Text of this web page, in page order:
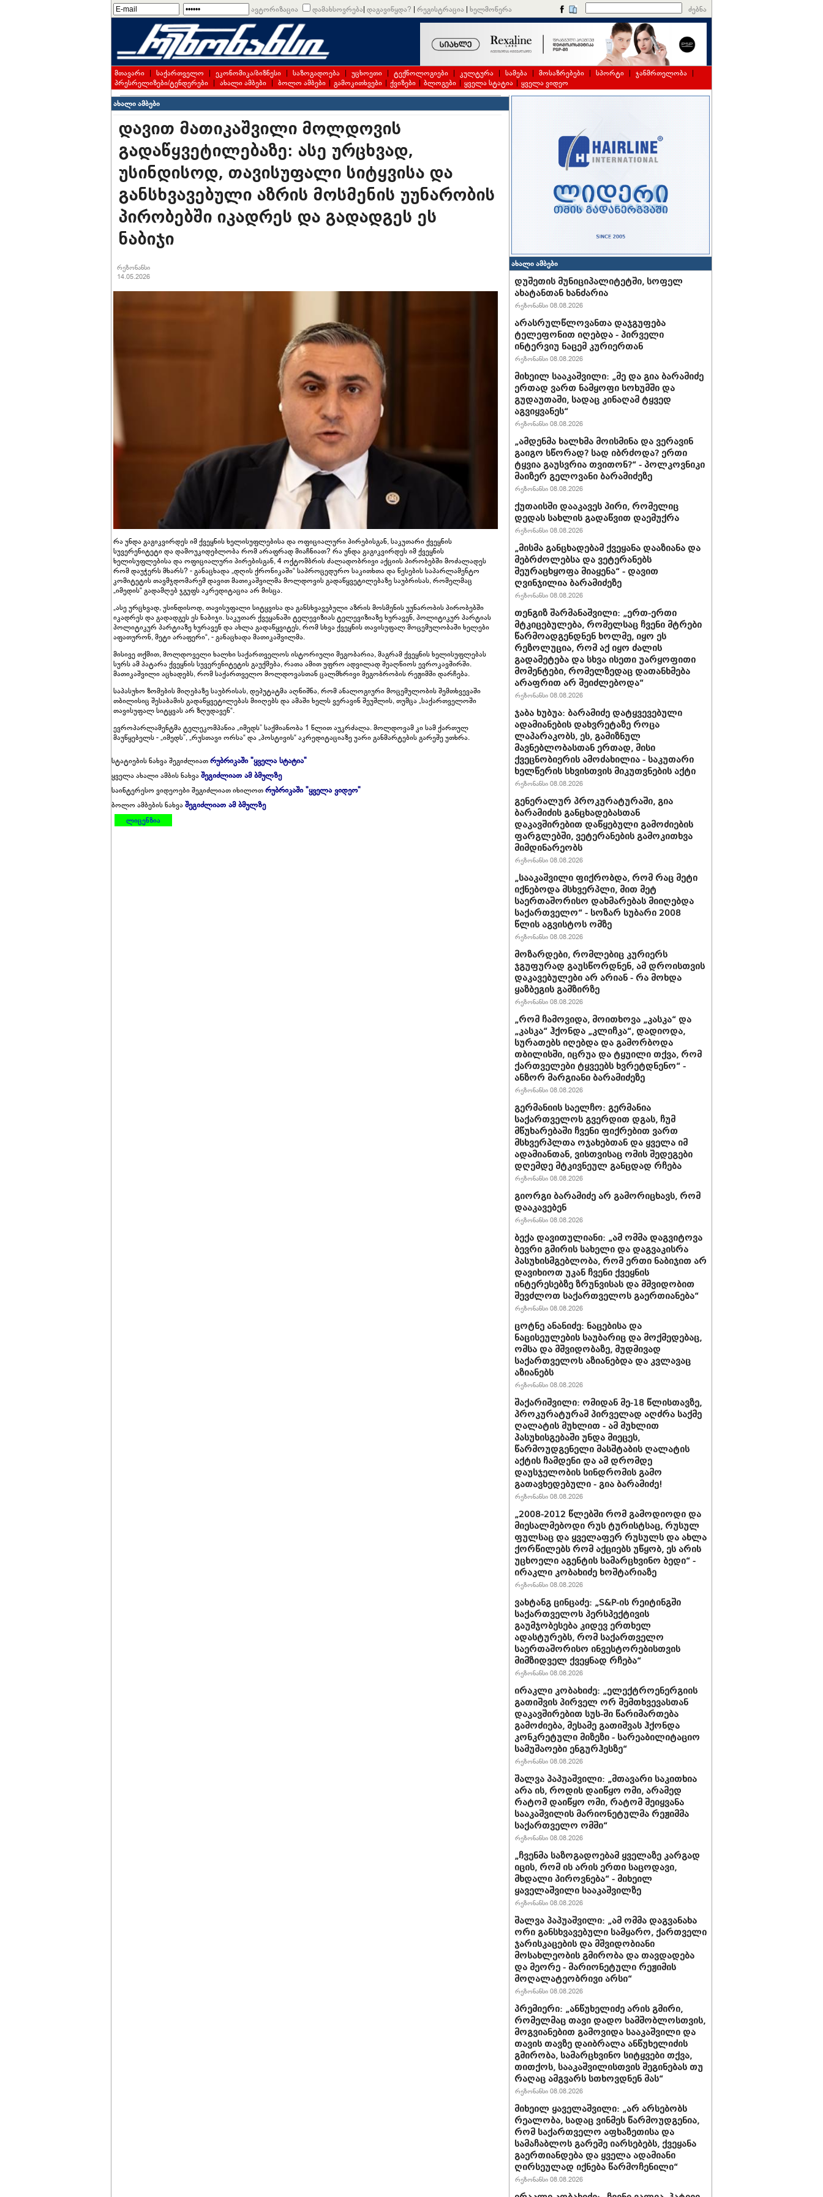
ავტორიზაცია დამახსოვრება| დაგავიწყდა? | რეგისტრაცია | ხელმოწერა ძებნა
მთავარი | საქართველო | ეკონომიკა/ბიზნესი | საზოგადოება | უცხოეთი | ტექნოლოგიები | კულტურა | სამება | მოსაზრებები | სპორტი | ჯანმრთელობა |
პრესრელიზები/ტენდერები | ახალი ამბები | ბოლო ამბები | გამოკითხვები | ქვიზები | ბლოგები | ყველა სტატია | ყველა ვიდეო
ახალი ამბები
დავით მათიკაშვილი მოლდოვის
გადაწყვეტილებაზე: ასე ურცხვად,
უსინდისოდ, თავისუფალი სიტყვისა და
განსხვავებული აზრის მოსმენის უუნარობის
პირობებში იკადრეს და გადადგეს ეს
ნაბიჯი
რეზონანსი
14.05.2026
რა უნდა გაგიკვირდეს იმ ქვეყნის ხელისუფლებისა და ოფიციალური პირებისგან, საკუთარი ქვეყნის
სუვერენიტეტი და დამოუკიდებლობა რომ არაფრად მიაჩნიათ? რა უნდა გაგიკვირდეს იმ ქვეყნის
ხელისუფლებისა და ოფიციალური პირებისგან, 4 ოქტომბრის ძალადობრივი აქციის პირობებში მოძალადეს
რომ დაუჭერს მხარს? - განაცხადა „დღის ქრონიკაში“ საპროცედურო საკითხთა და წესების საპარლამენტო
კომიტეტის თავმჯდომარემ დავით მათიკაშვილმა მოლდოვის გადაწყვეტილებაზე საუბრისას, რომელმაც
„იმედის“ გადამღებ ჯგუფს აკრედიტაცია არ მისცა.
„ასე ურცხვად, უსინდისოდ, თავისუფალი სიტყვისა და განსხვავებული აზრის მოსმენის უუნარობის პირობებში
იკადრეს და გადადგეს ეს ნაბიჯი. საკუთარ ქვეყანაში ტელევიზიას ტელევიზიაზე ხურავენ, პოლიტიკურ პარტიას
პოლიტიკურ პარტიაზე ხურავენ და ახლა გადაწყვიტეს, რომ სხვა ქვეყნის თავისუფალ მოცემულობაში ხელები
აფათურონ, მეტი არაფერი“, - განაცხადა მათიკაშვილმა.
მისივე თქმით, მოლდოველი ხალხი საქართველოს ისტორიული მეგობარია, მაგრამ ქვეყნის ხელისუფლებას
სურს ამ პატარა ქვეყნის სუვერენიტეტის გაუქმება, რათა ამით უფრო ადვილად შეაღწიოს ევროკავშირში.
მათიკაშვილი აცხადებს, რომ საქართველო მოლდოვასთან ცალმხრივი მეგობრობის რეჟიმში დარჩება.
საპასუხო ზომების მიღებაზე საუბრისას, დეპუტატმა აღნიშნა, რომ ანალოგიური მოცემულობის შემთხვევაში
თბილისიც შესაბამის გადაწყვეტილებას მიიღებს და ამაში ხელს ვერავინ შეუშლის, თუმცა „საქართველოში
თავისუფალ სიტყვას არ ზღუდავენ“.
ევროპარლამენტმა ტელეკომპანია „იმედს” საქმიანობა 1 წლით აუკრძალა. მოლდოვამ კი სამ ქართულ
მაუწყებელს - „იმედს”, „რუსთავი ორსა“ და „პოსტივის“ აკრედიტაციაზე უარი განმარტების გარეშე უთხრა.
სტატიების ნახვა შეგიძლიათრუბრიკაში "ყველა სტატია"
ყველა ახალი ამბის ნახვაშეგიძლიათ ამ ბმულზე
საინტერესო ვიდეოები შეგიძლიათ იხილოთრუბრიკაში "ყველა ვიდეო"
ბოლო ამბების ნახვაშეგიძლიათ ამ ბმულზე
ლიცენზია
ახალი ამბები
დუშეთის მუნიციპალიტეტში, სოფელ
ახატანთან ხანძარია
რეზონანსი 08.08.2026
არასრულწლოვანთა დაჯგუფება
ტელეფონით იღებდა - პირველი
ინტერვიუ ნაცემ კურიერთან
რეზონანსი 08.08.2026
მიხეილ სააკაშვილი: „მე და გია ბარამიძე
ერთად ვართ ნამყოფი სოხუმში და
გუდაუთაში, სადაც კინაღამ ტყვედ
აგვიყვანეს“
რეზონანსი 08.08.2026
„ამდენმა ხალხმა მოისმინა და ვერავინ
გაიგო სწორად? სად იბრძოდა? ერთი
ტყვია გაუსვრია თვითონ?“ - პოლკოვნიკი
მაიზერ გელოვანი ბარამიძეზე
რეზონანსი 08.08.2026
ქუთაისში დააკავეს პირი, რომელიც
დედას სახლის გადაწვით დაემუქრა
რეზონანსი 08.08.2026
„მისმა განცხადებამ ქვეყანა დააზიანა და
მებრძოლებსა და ვეტერანებს
შეურაცხყოფა მიაყენა“ - დავით
ღვინჯილია ბარამიძეზე
რეზონანსი 08.08.2026
თენგიზ შარმანაშვილი: „ერთ-ერთი
მტკიცებულება, რომელსაც ჩვენი მტრები
წარმოადგენდნენ ხოლმე, იყო ეს
რეზოლუცია, რომ აქ იყო ძალის
გადამეტება და სხვა ისეთი უარყოფითი
მომენტები, რომელზედაც დათანხმება
არაფრით არ შეიძლებოდა“
რეზონანსი 08.08.2026
ჯაბა ხუბუა: ბარამიძე დატყვევებული
ადამიანების დახვრეტაზე როცა
ლაპარაკობს, ეს, გამიზნულ
მავნებლობასთან ერთად, მისი
ქვეცნობიერის ამოძახილია - საკუთარი
ხელწერის სხვისთვის მიკუთვნების აქტი
რეზონანსი 08.08.2026
გენერალურ პროკურატურაში, გია
ბარამიძის განცხადებასთან
დაკავშირებით დაწყებული გამოძიების
ფარგლებში, ვეტერანების გამოკითხვა
მიმდინარეობს
რეზონანსი 08.08.2026
„სააკაშვილი ფიქრობდა, რომ რაც მეტი
იქნებოდა მსხვერპლი, მით მეტ
საერთაშორისო დახმარებას მიიღებდა
საქართველო“ - სოზარ სუბარი 2008
წლის აგვისტოს ომზე
რეზონანსი 08.08.2026
მოზარდები, რომლებიც კურიერს
ჯგუფურად გაუსწორდნენ, ამ დროისთვის
დაკავებულები არ არიან - რა მოხდა
ყაზბეგის გამზირზე
რეზონანსი 08.08.2026
„რომ ჩამოვიდა, მოითხოვა „კასკა“ და
„კასკა“ ჰქონდა „კლიჩკა“, დადიოდა,
სურათებს იღებდა და გამორბოდა
თბილისში, იცრუა და ტყუილი თქვა, რომ
ქართველები ტყვეებს ხვრეტდნენო“ -
ანზორ მარგიანი ბარამიძეზე
რეზონანსი 08.08.2026
გერმანიის საელჩო: გერმანია
საქართველოს გვერდით დგას, ჩუმ
მწუხარებაში ჩვენი ფიქრებით ვართ
მსხვერპლთა ოჯახებთან და ყველა იმ
ადამიანთან, ვისთვისაც ომის შედეგები
დღემდე მტკივნეულ განცდად რჩება
რეზონანსი 08.08.2026
გიორგი ბარამიძე არ გამორიცხავს, რომ
დააკავებენ
რეზონანსი 08.08.2026
ბექა დავითულიანი: „ამ ომმა დაგვიტოვა
ბევრი გმირის სახელი და დაგვაკისრა
პასუხისმგებლობა, რომ ერთი ნაბიჯით არ
დავიხიოთ უკან ჩვენი ქვეყნის
ინტერესებზე ზრუნვისას და მშვიდობით
შევძლოთ საქართველოს გაერთიანება“
რეზონანსი 08.08.2026
ცოტნე ანანიძე: ნაცებისა და
ნაცისეულების საუბარიც და მოქმედებაც,
ომსა და მშვიდობაზე, მუდმივად
საქართველოს აზიანებდა და კვლავაც
აზიანებს
რეზონანსი 08.08.2026
შაქარიშვილი: ომიდან მე-18 წლისთავზე,
პროკურატურამ პირველად აღძრა საქმე
ღალატის მუხლით - ამ მუხლით
პასუხისგებაში უნდა მიეცეს,
წარმოუდგენელი მასშტაბის ღალატის
აქტის ჩამდენი და ამ დრომდე
დაუსჯელობის სინდრომის გამო
გათავხედებული - გია ბარამიძე!
რეზონანსი 08.08.2026
„2008-2012 წლებში რომ გამოდიოდი და
მიესალმებოდი რუს ტურისტსაც, რუსულ
ფულსაც და ყველაფერ რუსულს და ახლა
ქორწილებს რომ აქციებს უწყობ, ეს არის
უცხოელი აგენტის სამარცხვინო ბედი“ -
ირაკლი კობახიძე ხოშტარიაზე
რეზონანსი 08.08.2026
ვახტანგ ცინცაძე: „S&P-ის რეიტინგში
საქართველოს პერსპექტივის
გაუმჯობესება კიდევ ერთხელ
ადასტურებს, რომ საქართველო
საერთაშორისო ინვესტორებისთვის
მიმზიდველ ქვეყნად რჩება“
რეზონანსი 08.08.2026
ირაკლი კობახიძე: „ელექტროენერგიის
გათიშვის პირველ ორ შემთხვევასთან
დაკავშირებით სუს-ში წარიმართება
გამოძიება, მესამე გათიშვას ჰქონდა
კონკრეტული მიზეზი - სარეაბილიტაციო
სამუშაოები ენგურჰესზე“
რეზონანსი 08.08.2026
შალვა პაპუაშვილი: „მთავარი საკითხია
არა ის, როდის დაიწყო ომი, არამედ
რატომ დაიწყო ომი, რატომ შეიყვანა
სააკაშვილის მარიონეტულმა რეჟიმმა
საქართველო ომში“
რეზონანსი 08.08.2026
„ჩვენმა საზოგადოებამ ყველაზე კარგად
იცის, რომ ის არის ერთი საცოდავი,
მხდალი პიროვნება“ - მიხეილ
ყაველაშვილი სააკაშვილზე
რეზონანსი 08.08.2026
შალვა პაპუაშვილი: „ამ ომმა დაგვანახა
ორი განსხვავებული სამყარო, ქართველი
ჯარისკაცების და მშვიდობიანი
მოსახლეობის გმირობა და თავდადება
და მეორე - მარიონეტული რეჟიმის
მოღალატეობრივი არსი“
რეზონანსი 08.08.2026
პრემიერი: „ანწუხელიძე არის გმირი,
რომელმაც თავი დადო სამშობლოსთვის,
მოგვიანებით გამოვიდა სააკაშვილი და
თავის თავზე დაიბრალა ანწუხელიძის
გმირობა, სამარცხვინო სიტყვები თქვა,
თითქოს, სააკაშვილისთვის შეგინებას თუ
რაღაც ამგვარს სთხოვდნენ მას“
რეზონანსი 08.08.2026
მიხეილ ყაველაშვილი: „არ არსებობს
რეალობა, სადაც ვინმეს წარმოუდგენია,
რომ საქართველო აფხაზეთისა და
სამაჩაბლოს გარეშე იარსებებს, ქვეყანა
გაერთიანდება და ყველა ადამიანი
ღირსეულად იქნება წარმოჩენილი“
რეზონანსი 08.08.2026